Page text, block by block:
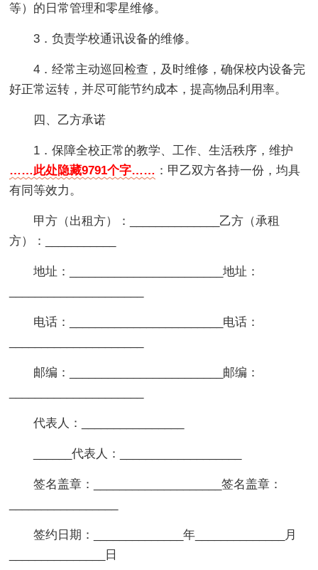
等）的日常管理和零星维修。
3．负责学校通讯设备的维修。
4．经常主动巡回检查，及时维修，确保校内设备完
好正常运转，并尽可能节约成本，提高物品利用率。
四、乙方承诺
1．保障全校正常的教学、工作、生活秩序，维护
……此处隐藏9791个字…… ：甲乙双方各持一份，均具
有同等效力。
甲方（出租方）：______________乙方（承租
方）：___________
地址：________________________地址：
电话：________________________电话：
邮编：________________________邮编：
代表人：________________
______代表人：___________________
签名盖章：____________________签名盖章：
签约日期：______________年______________月
_______________日